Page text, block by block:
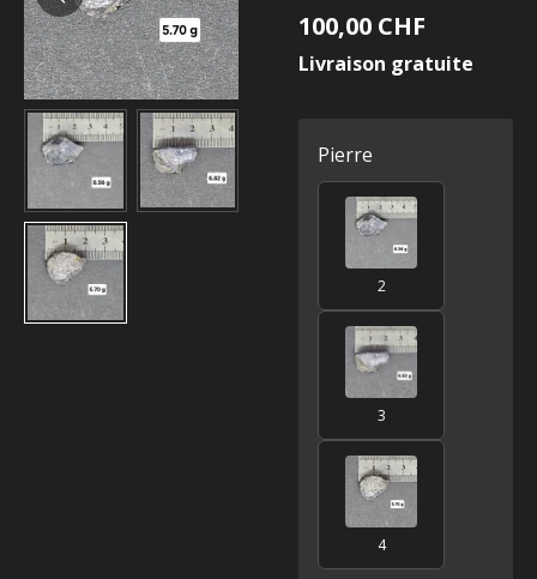
100,00 CHF
Livraison gratuite
Pierre
2
3
4